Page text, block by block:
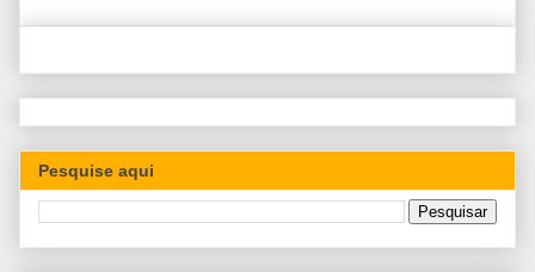
Pesquise aqui